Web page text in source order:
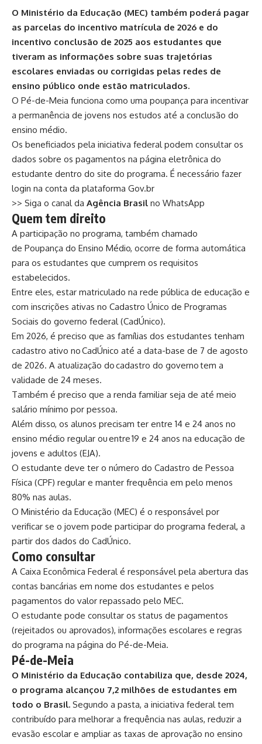
O Ministério da Educação (MEC) também poderá pagar
as parcelas do incentivo matrícula de 2026 e do
incentivo conclusão de 2025 aos estudantes que
tiveram as informações sobre suas trajetórias
escolares enviadas ou corrigidas pelas redes de
ensino público onde estão matriculados.
O Pé-de-Meia funciona como uma poupança para incentivar
a permanência de jovens nos estudos até a conclusão do
ensino médio.
Os beneficiados pela iniciativa federal podem consultar os
dados sobre os pagamentos na página eletrônica do
estudante dentro do site do programa. É necessário fazer
login na conta da plataforma Gov.br
>> Siga o canal da Agência Brasil no WhatsApp
Quem tem direito
A participação no programa, também chamado
de Poupança do Ensino Médio, ocorre de forma automática
para os estudantes que cumprem os requisitos
estabelecidos.
Entre eles, estar matriculado na rede pública de educação e
com inscrições ativas no Cadastro Único de Programas
Sociais do governo federal (CadÚnico).
Em 2026, é preciso que as famílias dos estudantes tenham
cadastro ativo no CadÚnico até a data-base de 7 de agosto
de 2026. A atualização do cadastro do governo tem a
validade de 24 meses.
Também é preciso que a renda familiar seja de até meio
salário mínimo por pessoa.
Além disso, os alunos precisam ter entre 14 e 24 anos no
ensino médio regular ou entre 19 e 24 anos na educação de
jovens e adultos (EJA).
O estudante deve ter o número do Cadastro de Pessoa
Física (CPF) regular e manter frequência em pelo menos
80% nas aulas.
O Ministério da Educação (MEC) é o responsável por
verificar se o jovem pode participar do programa federal, a
partir dos dados do CadÚnico.
Como consultar
A Caixa Econômica Federal é responsável pela abertura das
contas bancárias em nome dos estudantes e pelos
pagamentos do valor repassado pelo MEC.
O estudante pode consultar os status de pagamentos
(rejeitados ou aprovados), informações escolares e regras
do programa na página do Pé-de-Meia.
Pé-de-Meia
O Ministério da Educação contabiliza que, desde 2024,
o programa alcançou 7,2 milhões de estudantes em
todo o Brasil. Segundo a pasta, a iniciativa federal tem
contribuído para melhorar a frequência nas aulas, reduzir a
evasão escolar e ampliar as taxas de aprovação no ensino